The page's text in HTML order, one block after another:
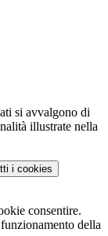
si avvalgono di
illustrate nella
i cookies
consentire.
della